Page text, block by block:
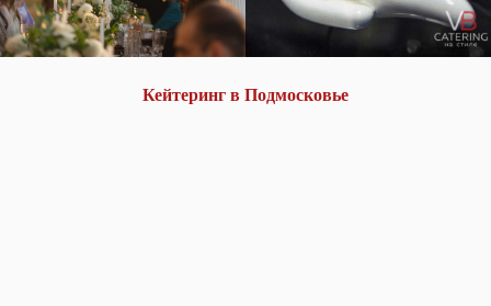
Кейтеринг в Подмосковье